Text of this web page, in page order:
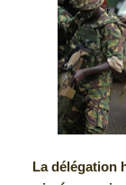
La délégation